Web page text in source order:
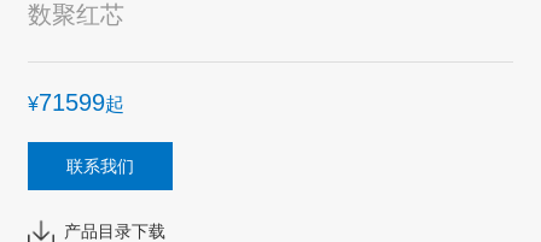
数聚红芯
¥71599起
联系我们
产品目录下载